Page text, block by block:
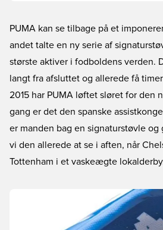
PUMA kan se tilbage på et
andet talte en ny serie af
største aktiver i fodboldens verden.
langt fra afsluttet og allerede få
2015 har PUMA løftet sløret for
gang er det den spanske
er manden bag en signaturstøvle og
vi den allerede at se i aften, når
Tottenham i et vaskeægte